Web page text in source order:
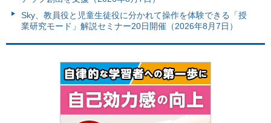
Sky、教員役と児童生徒役に分かれて操作を体験できる「授
業研究モード」解説セミナー20日開催（2026年8月7日）